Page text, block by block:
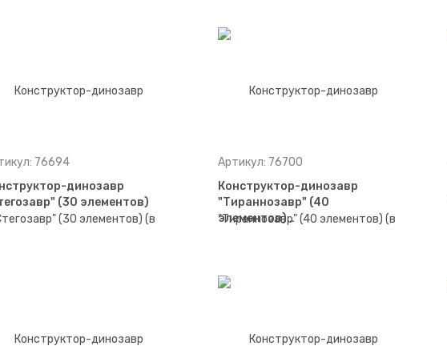
76694
динозавр
(30 элементов)
Артикул: 76700
Конструктор-динозавр
"Тираннозавр" (40
элементов)…